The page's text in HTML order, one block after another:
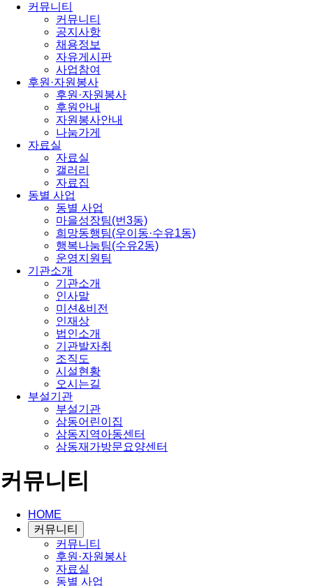
커뮤니티
커뮤니티
공지사항
채용정보
자유게시판
사업참여
후원·자원봉사
후원·자원봉사
후원안내
자원봉사안내
나눔가게
자료실
자료실
갤러리
자료집
동별 사업
동별 사업
마을성장팀(번3동)
희망동행팀(우이동·수유1동)
행복나눔팀(수유2동)
운영지원팀
기관소개
기관소개
인사말
미션&비전
인재상
법인소개
기관발자취
조직도
시설현황
오시는길
부설기관
부설기관
삼동어린이집
삼동지역아동센터
삼동재가방문요양센터
커뮤니티
HOME
커뮤니티
커뮤니티
후원·자원봉사
자료실
동별 사업